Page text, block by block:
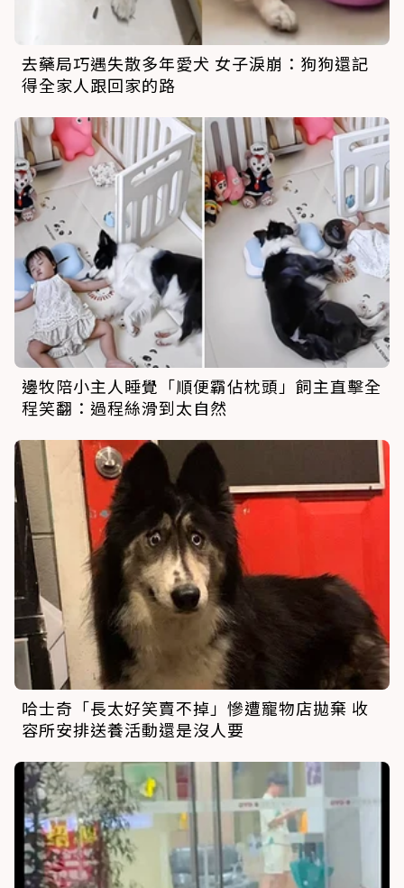
去藥局巧遇失散多年愛犬 女子淚崩：狗狗還記
得全家人跟回家的路
邊牧陪小主人睡覺「順便霸佔枕頭」飼主直擊全
程笑翻：過程絲滑到太自然
哈士奇「長太好笑賣不掉」慘遭寵物店拋棄 收
容所安排送養活動還是沒人要